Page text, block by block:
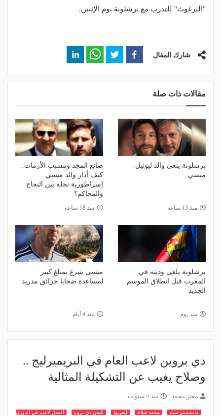
"البرغوث" للتدرب مع برشلونة يوم الإثنين.
شارك المقال
مقالات ذات صلة
برشلونة ينعى والد ليونيل
ميسي
منذ 13 ساعة
صانع المجد ومسبب الأزمات..
كيف أدار والد ميسي
إمبراطورية نجله بين النجاح
والمحاكم؟
منذ 18 ساعة
برشلونة يلغي وديته في
المغرب قبل انطلاق الموسم
الجديد
منذ يوم
ميسي يتبرع بمبلغ كبير
لمساعدة ضحايا حرائق مدريد
منذ 4 أيام
دي بروين لاعب العام في البريميرليج ..
وصلاح يغيب عن التشكيلة المثالية
معتز محمد منذ 5 سنوات
مانشستر سيتي محمد صلاح ليفربول كيفن دي بروين
افضل لاعب في الدوري